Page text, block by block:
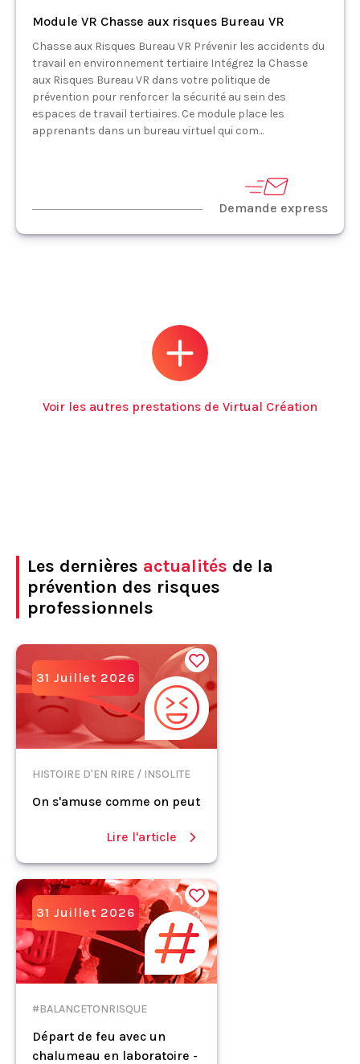
Module VR Chasse aux risques Bureau VR
Chasse aux Risques Bureau VR Prévenir les accidents du
travail en environnement tertiaire Intégrez la Chasse
aux Risques Bureau VR dans votre politique de
prévention pour renforcer la sécurité au sein des
espaces de travail tertiaires. Ce module place les
apprenants dans un bureau virtuel qui com...
Demande express
Voir les autres prestations de Virtual Création
Les dernières actualités de la
prévention des risques
professionnels
31 Juillet 2026
HISTOIRE D'EN RIRE / INSOLITE
On s'amuse comme on peut
Lire l'article
31 Juillet 2026
#BALANCETONRISQUE
Départ de feu avec un
chalumeau en laboratoire -